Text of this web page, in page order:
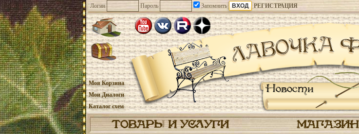
Логин Пароль Запомнить РЕГИСТРАЦИЯ
Новости
Моя Корзина
Мои Диалоги
Каталог схем
ТОВАРЫ И УСЛУГИ МАГАЗИН